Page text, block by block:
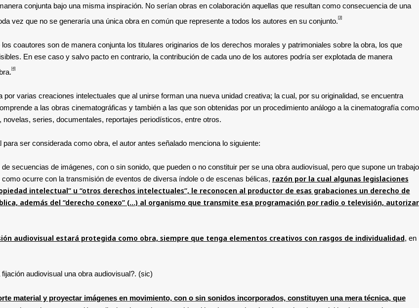
conjunta bajo una misma inspiración. No serían obras en colaboración aquellas que resultan como consecuencia de una
vez que no se generaría una única obra en común que represente a todos los autores en su conjunto. [3]
coautores son de manera conjunta los titulares originarios de los derechos morales y patrimoniales sobre la obra, los que
En ese caso y salvo pacto en contrario, la contribución de cada uno de los autores podría ser explotada de manera
[4]
varias creaciones intelectuales que al unirse forman una nueva unidad creativa; la cual, por su originalidad, se encuentra
a las obras cinematográficas y también a las que son obtenidas por un procedimiento análogo a la cinematografía como
series, documentales, reportajes periodísticos, entre otros.
ser considerada como obra, el autor antes señalado menciona lo siguiente:
secuencias de imágenes, con o sin sonido, que pueden o no constituir per se una obra audiovisual, pero que supone un trabajo
ocurre con la transmisión de eventos de diversa índole o de escenas bélicas, razón por la cual algunas legislaciones
intelectual” u “otros derechos intelectuales”, le reconocen al productor de esas grabaciones un derecho de
además del “derecho conexo” (…) al organismo que transmite esa programación por radio o televisión, autorizar
audiovisual estará protegida como obra, siempre que tenga elementos creativos con rasgos de individualidad, en
audiovisual una obra audiovisual?. (sic)
material y proyectar imágenes en movimiento, con o sin sonidos incorporados, constituyen una mera técnica, que